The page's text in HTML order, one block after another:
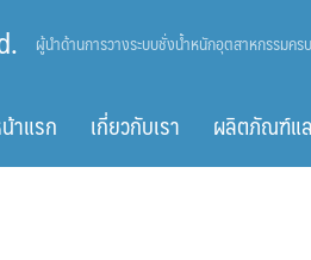
ผู้นำด้านการวางระบบชั่งน้ำหนักอุตสาหกรรมคร
าแรก เกี่ยวกับเรา ผลิตภัณฑ์แ